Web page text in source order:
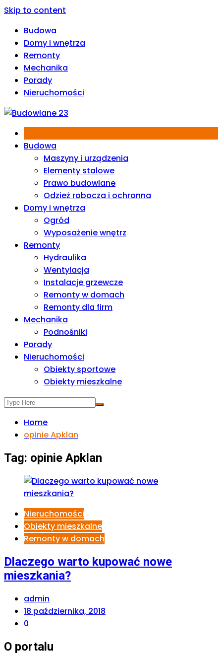
Skip to content
Budowa
Domy i wnętrza
Remonty
Mechanika
Porady
Nieruchomości
Budowa
Maszyny i urządzenia
Elementy stalowe
Prawo budowlane
Odzież robocza i ochronna
Domy i wnętrza
Ogród
Wyposażenie wnętrz
Remonty
Hydraulika
Wentylacja
Instalacje grzewcze
Remonty w domach
Remonty dla firm
Mechanika
Podnośniki
Porady
Nieruchomości
Obiekty sportowe
Obiekty mieszkalne
Home
opinie Apklan
Tag: opinie Apklan
Nieruchomości
Obiekty mieszkalne
Remonty w domach
Dlaczego warto kupować nowe
mieszkania?
admin
18 października, 2018
0
O portalu